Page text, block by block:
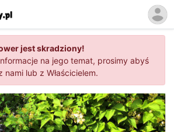
jest skradziony!
na jego temat, prosimy abyś
nami lub z Właścicielem.